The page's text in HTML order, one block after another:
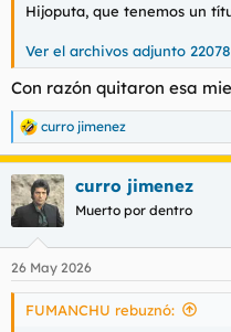
Hijoputa, que tenemos un
Ver el archivos adjunto
Con razón quitaron esa
R
e
a
c
c
e
s
curro jimenez
curro jimenez
Muerto por dentro
26 May 2026
FUMANCHU rebuznó: